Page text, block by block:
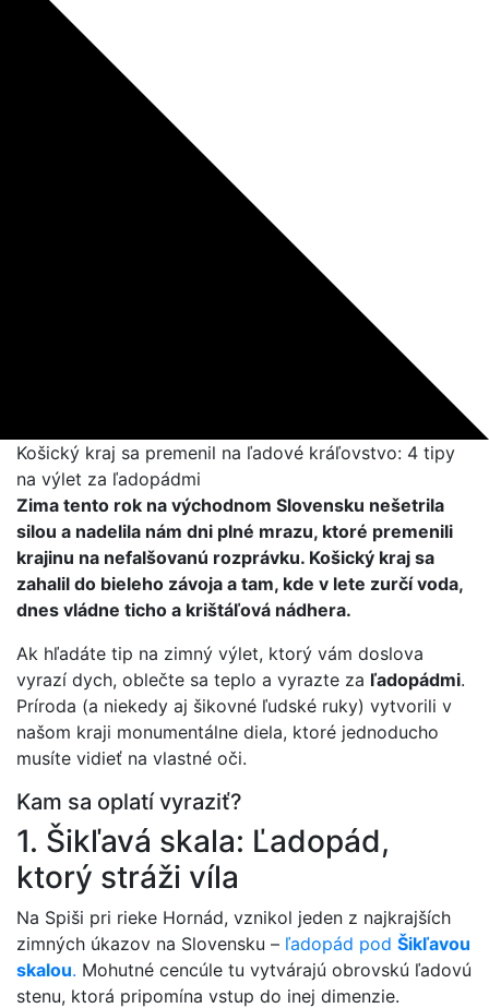
Košický kraj sa premenil na ľadové kráľovstvo: 4 tipy
na výlet za ľadopádmi
Zima tento rok na východnom Slovensku nešetrila
silou a nadelila nám dni plné mrazu, ktoré premenili
krajinu na nefalšovanú rozprávku. Košický kraj sa
zahalil do bieleho závoja a tam, kde v lete zurčí voda,
dnes vládne ticho a krištáľová nádhera.
Ak hľadáte tip na zimný výlet, ktorý vám doslova
vyrazí dych, oblečte sa teplo a vyrazte za ľadopádmi.
Príroda (a niekedy aj šikovné ľudské ruky) vytvorili v
našom kraji monumentálne diela, ktoré jednoducho
musíte vidieť na vlastné oči.
Kam sa oplatí vyraziť?
1. Šikľavá skala: Ľadopád,
ktorý stráži víla
Na Spiši pri rieke Hornád, vznikol jeden z najkrajších
zimných úkazov na Slovensku – ľadopád pod Šikľavou
skalou. Mohutné cencúle tu vytvárajú obrovskú ľadovú
stenu, ktorá pripomína vstup do inej dimenzie.